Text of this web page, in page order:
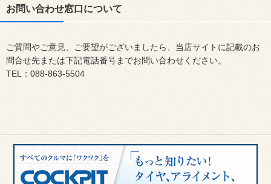
お問い合わせ窓口について
ご質問やご意見、ご要望がございましたら、当店サイトに記載のお
問合せ先または下記電話番号までお問い合わせください。
TEL：088-863-5504